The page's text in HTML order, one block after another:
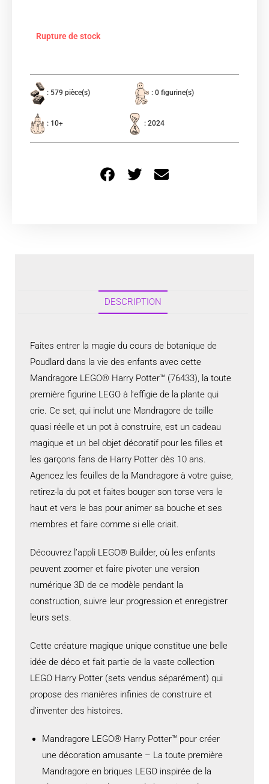
Rupture de stock
: 579 pièce(s) : 0 figurine(s)
: 10+ : 2024
DESCRIPTION
Faites entrer la magie du cours de botanique de
Poudlard dans la vie des enfants avec cette
Mandragore LEGO® Harry Potter™ (76433), la toute
première figurine LEGO à l’effigie de la plante qui
crie. Ce set, qui inclut une Mandragore de taille
quasi réelle et un pot à construire, est un cadeau
magique et un bel objet décoratif pour les filles et
les garçons fans de Harry Potter dès 10 ans.
Agencez les feuilles de la Mandragore à votre guise,
retirez-la du pot et faites bouger son torse vers le
haut et vers le bas pour animer sa bouche et ses
membres et faire comme si elle criait.
Découvrez l’appli LEGO® Builder, où les enfants
peuvent zoomer et faire pivoter une version
numérique 3D de ce modèle pendant la
construction, suivre leur progression et enregistrer
leurs sets.
Cette créature magique unique constitue une belle
idée de déco et fait partie de la vaste collection
LEGO Harry Potter (sets vendus séparément) qui
propose des manières infinies de construire et
d’inventer des histoires.
Mandragore LEGO® Harry Potter™ pour créer
une décoration amusante – La toute première
Mandragore en briques LEGO inspirée de la